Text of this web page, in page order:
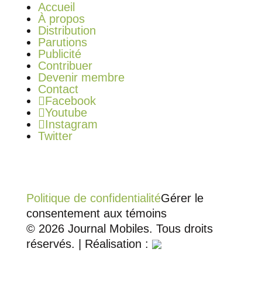
Accueil
À propos
Distribution
Parutions
Publicité
Contribuer
Devenir membre
Contact
Facebook
Youtube
Instagram
Twitter
Politique de confidentialitéGérer le
consentement aux témoins
© 2026 Journal Mobiles. Tous droits
réservés. | Réalisation :